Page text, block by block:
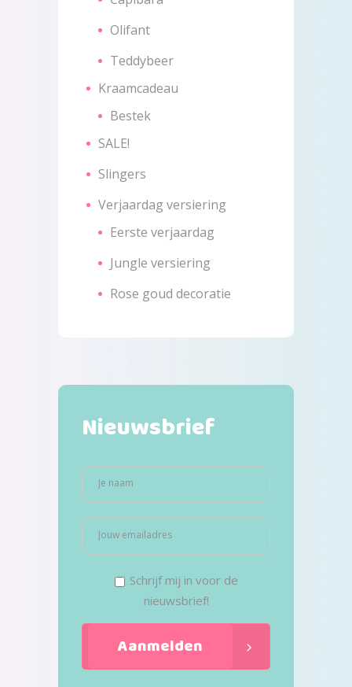
Olifant
Teddybeer
Kraamcadeau
Bestek
SALE!
Slingers
Verjaardag versiering
Eerste verjaardag
Jungle versiering
Rose goud decoratie
Nieuwsbrief
Schrijf mij in voor de
nieuwsbrief!